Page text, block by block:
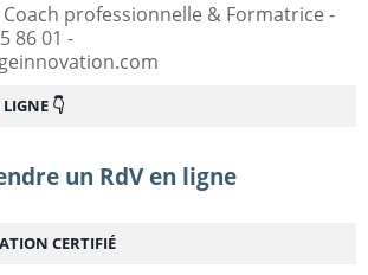
professionnelle & Formatrice -
86 01 -
👇
un RdV en ligne
CERTIFIÉ